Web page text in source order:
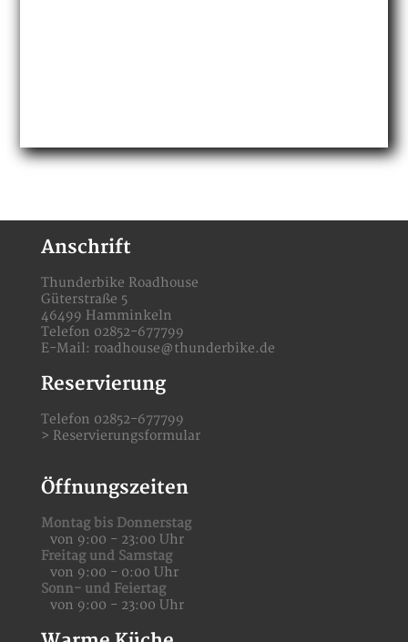
Anschrift
Thunderbike Roadhouse
Güterstraße 5
46499 Hamminkeln
Telefon 02852-677799
E-Mail: roadhouse@thunderbike.de
Reservierung
Telefon 02852-677799
> Reservierungsformular
Öffnungszeiten
Montag bis Donnerstag
von 9:00 - 23:00 Uhr
Freitag und Samstag
von 9:00 - 0:00 Uhr
Sonn- und Feiertag
von 9:00 - 23:00 Uhr